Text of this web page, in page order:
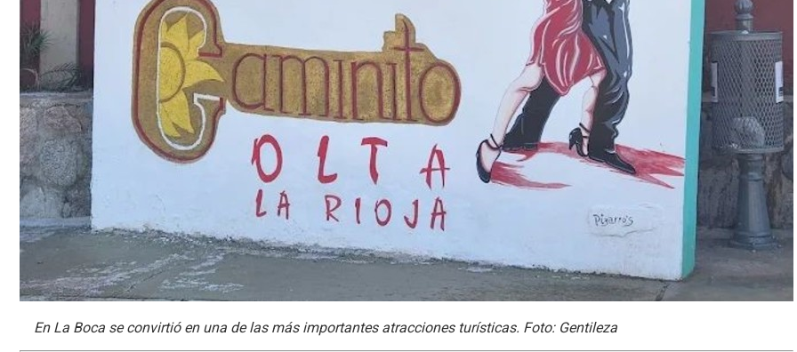
En La Boca se convirtió en una de las más importantes atracciones turísticas. Foto: Gentileza